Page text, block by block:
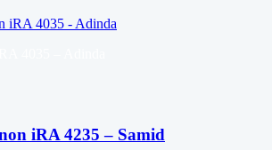
iRA 4235 – Samid